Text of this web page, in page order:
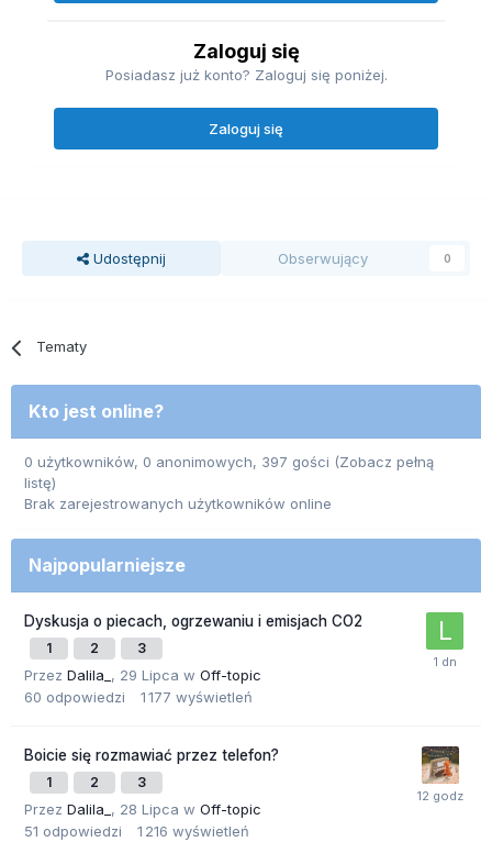
Zaloguj się
Posiadasz już konto? Zaloguj się poniżej.
Zaloguj się
Udostępnij Obserwujący 0
Tematy
Kto jest online?
0 użytkowników, 0 anonimowych, 397 gości (Zobacz pełną
listę)
Brak zarejestrowanych użytkowników online
Najpopularniejsze
Dyskusja o piecach, ogrzewaniu i emisjach CO2
1 2 3
Przez Dalila_ , 29 Lipca w Off-topic
60 odpowiedzi 1 177 wyświetleń
Boicie się rozmawiać przez telefon?
1 2 3
Przez Dalila_ , 28 Lipca w Off-topic
51 odpowiedzi 1 216 wyświetleń